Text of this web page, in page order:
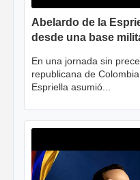
Abelardo de la
desde una base
En una jornada sin
republicana de
Espriella asumió...